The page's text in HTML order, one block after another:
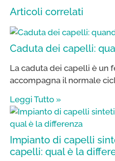
Articoli correlati
Caduta dei capelli:
La caduta dei capelli è un
accompagna il normale
Leggi Tutto »
Impianto di capelli
capelli: qual è la